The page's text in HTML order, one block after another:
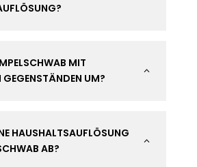
2
MIT
GEGENSTÄNDEN UM?
2
HAUSHALTSAUFLÖSUNG
AB?